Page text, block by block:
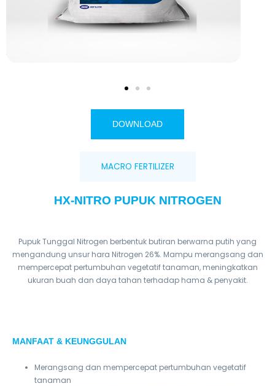
DOWNLOAD
MACRO FERTILIZER
HX-NITRO PUPUK NITROGEN
Pupuk Tunggal Nitrogen berbentuk butiran berwarna putih yang
mengandung unsur hara Nitrogen 26%. Mampu merangsang dan
mempercepat pertumbuhan vegetatif tanaman, meningkatkan
ukuran buah dan daya tahan terhadap hama & penyakit.
MANFAAT & KEUNGGULAN
Merangsang dan mempercepat pertumbuhan vegetatif
tanaman